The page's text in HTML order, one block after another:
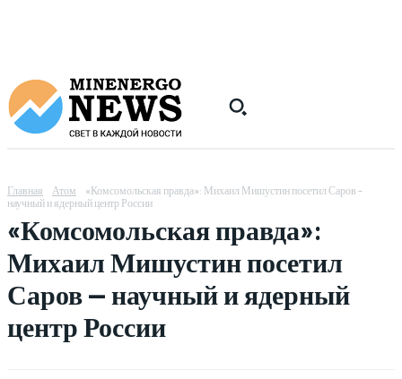
Главная Атом
«Комсомольская правда»: Михаил Мишустин посетил Саров -
научный и ядерный центр России
«Комсомольская правда»:
Михаил Мишустин посетил
Саров — научный и ядерный
центр России